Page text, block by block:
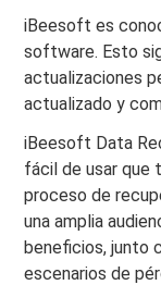
iBeesoft es
software. Esto
actualizaciones
actualizado y
iBeesoft Data
fácil de usar que
proceso de
una amplia
beneficios, junto
escenarios de